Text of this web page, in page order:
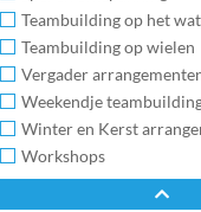
Teambuilding op het
Teambuilding op wielen
Vergader
Weekendje
Winter en Kerst
Workshops